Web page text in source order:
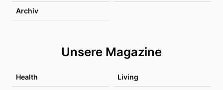
Archiv
Unsere Magazine
Health Living